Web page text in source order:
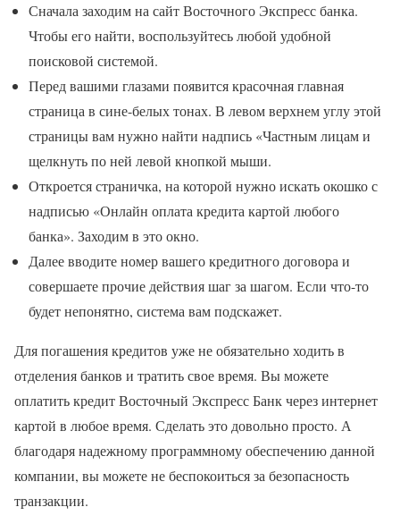
Сначала заходим на сайт Восточного Экспресс банка.
Чтобы его найти, воспользуйтесь любой удобной
поисковой системой.
Перед вашими глазами появится красочная главная
страница в сине-белых тонах. В левом верхнем углу этой
страницы вам нужно найти надпись «Частным лицам и
щелкнуть по ней левой кнопкой мыши.
Откроется страничка, на которой нужно искать окошко с
надписью «Онлайн оплата кредита картой любого
банка». Заходим в это окно.
Далее вводите номер вашего кредитного договора и
совершаете прочие действия шаг за шагом. Если что-то
будет непонятно, система вам подскажет.
Для погашения кредитов уже не обязательно ходить в
отделения банков и тратить свое время. Вы можете
оплатить кредит Восточный Экспресс Банк через интернет
картой в любое время. Сделать это довольно просто. А
благодаря надежному программному обеспечению данной
компании, вы можете не беспокоиться за безопасность
транзакции.